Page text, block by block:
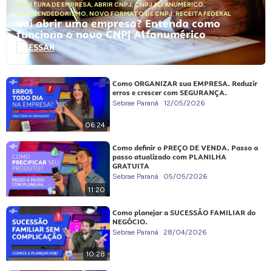
ABERTURA DE EMPRESA, ABRIR CNPJ,CNPJ ALFANUMÉRICO,
EMPREENDEDORISMO, NOVO FORMATO DE CNPJ,RECEITA FEDERAL
Vai abrir uma empresa? Entenda como
funciona o novo CNPJ Alfanumérico
ACESSAR
06:24
Como ORGANIZAR sua EMPRESA. Reduzir
erros e crescer com SEGURANÇA.
Sebrae Paraná 12/05/2026
11:20
Como definir o PREÇO DE VENDA. Passo a
passo atualizado com PLANILHA
GRATUITA
Sebrae Paraná 05/05/2026
10:28
Como planejar a SUCESSÃO FAMILIAR do
NEGÓCIO.
Sebrae Paraná 28/04/2026